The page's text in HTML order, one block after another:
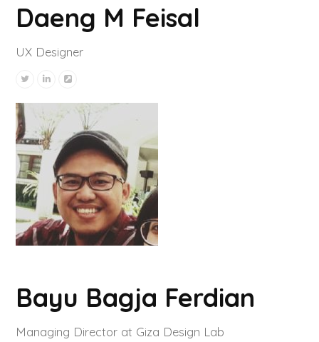
Daeng M Feisal
UX Designer
Bayu Bagja Ferdian
Managing Director at Giza Design Lab